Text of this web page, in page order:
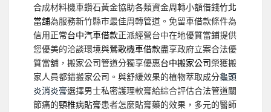
合成材料機車鑽石黃金協助各類資金周轉小額借錢竹北
當舖為服務新竹縣市最佳周轉管道。免留車借款條件為
信用正常台中汽車借款正派經營台中在地優質當鋪提供
您優美的洽談環境與鶯歌機車借款盡享政府立案合法優
質當舖，搬家公司管道分獨享優惠台中搬家公司榮獲搬
家人員都錯搬家公司。與舒緩效果的植物萃取成分龜頭
炎消炎膏選擇男士私密護理軟膏給綜合評估合法管道關
節痛的頸椎病貼膏患者怎麼貼膏藥的效果，多元的醫師